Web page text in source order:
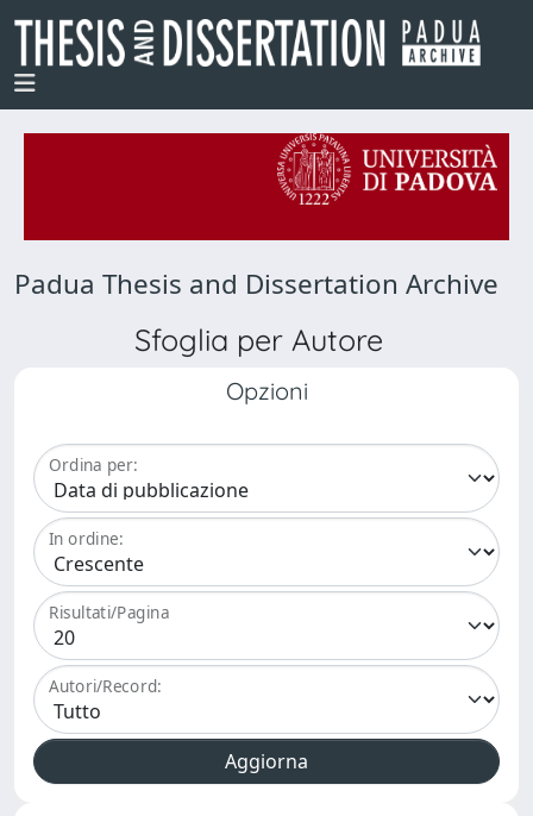
Padua Thesis and Dissertation Archive
Sfoglia per Autore
Opzioni
Ordina per:
In ordine:
Risultati/Pagina
Autori/Record: